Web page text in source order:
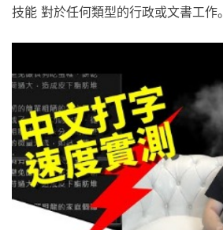
技能 對於任何類型的行政或文書工作。